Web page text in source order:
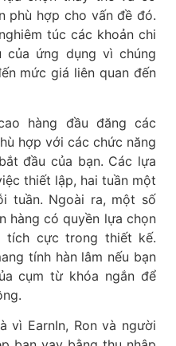
phù hợp cho vấn đề đó.
túc các khoản chi
ứng dụng vì chúng
mức giá liên quan đến
hàng đầu đăng các
hợp với các chức năng
đầu của bạn. Các lựa
thiết lập, hai tuần một
tuần. Ngoài ra, một số
hàng có quyền lựa chọn
tích cực trong thiết kế.
tính hàn lâm nếu bạn
cụm từ khóa ngắn để
vì EarnIn, Ron và người